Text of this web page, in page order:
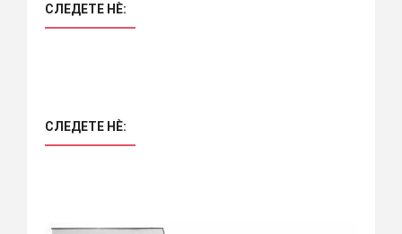
СЛЕДЕТЕ НÈ:
СЛЕДЕТЕ НÈ: